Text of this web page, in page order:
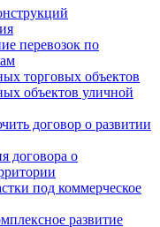
перевозок по
торговых объектов
объектов уличной
договор о развитии
договора о
под коммерческое
развитие